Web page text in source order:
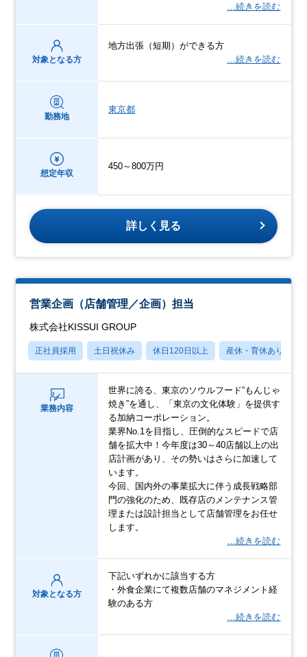
…続きを読む
対象となる方
地方出張（短期）ができる方
…続きを読む
勤務地
東京都
想定年収
450～800万円
詳しく見る
営業企画（店舗管理／企画）担当
株式会社KISSUI GROUP
正社員採用 土日祝休み 休日120日以上 産休・育休あり
業務内容
世界に誇る、東京のソウルフード“もんじゃ
焼き”を通し、「東京の文化体験」を提供す
る加納コーポレーション。
業界No.1を目指し、圧倒的なスピードで店
舗を拡大中！今年度は30～40店舗以上の出
店計画があり、その勢いはさらに加速して
います。
今回、国内外の事業拡大に伴う成長戦略部
門の強化のため、既存店のメンテナンス管
理または設計担当として店舗管理をお任せ
します。
…続きを読む
対象となる方
下記いずれかに該当する方
・外食企業にて複数店舗のマネジメント経
験のある方
…続きを読む